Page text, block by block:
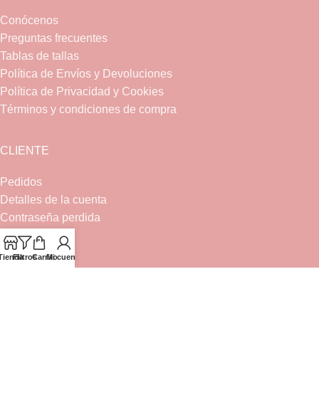
Conócenos
Preguntas frecuentes
Tablas de tallas
Política de Envíos y Devoluciones
Política de Privacidad y Cookies
Términos y condiciones de compra
CLIENTE
Pedidos
Detalles de la cuenta
Contraseña perdida
TIENDA
FiltrosCarritoMi cuenta